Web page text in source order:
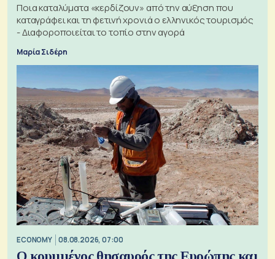
Ποια καταλύματα «κερδίζουν» από την αύξηση που
καταγράφει και τη φετινή χρονιά ο ελληνικός τουρισμός
- Διαφοροποιείται το τοπίο στην αγορά
Μαρία Σιδέρη
ECONOMY 08.08.2026, 07:00